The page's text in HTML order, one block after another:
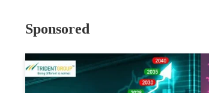
Sponsored